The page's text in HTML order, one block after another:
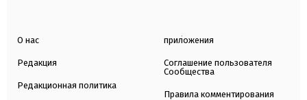
О нас
Редакция
Редакционная политика
приложения
Соглашение пользователя
Сообщества
Правила комментирования